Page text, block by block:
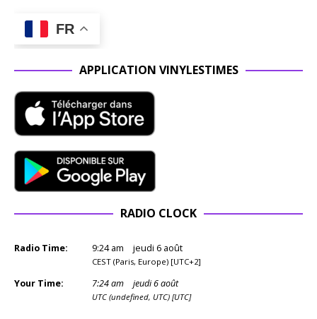
FR
APPLICATION VINYLESTIMES
RADIO CLOCK
Radio Time: 9:24 am jeudi 6 août
CEST (Paris, Europe) [UTC+2]
Your Time: 7:24am jeudi 6 août
UTC (undefined, UTC) [UTC]